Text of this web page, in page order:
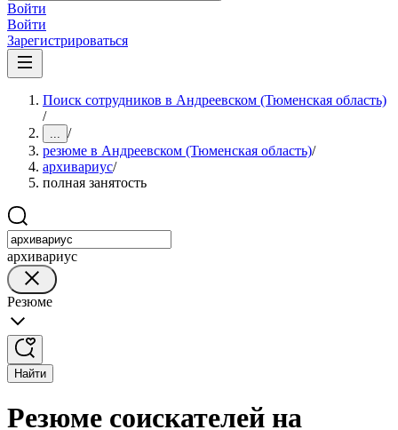
Войти
Войти
Зарегистрироваться
Поиск сотрудников в Андреевском (Тюменская область)
/
... /
резюме в Андреевском (Тюменская область)/
архивариус/
полная занятость
архивариус
Резюме
Найти
Резюме соискателей на